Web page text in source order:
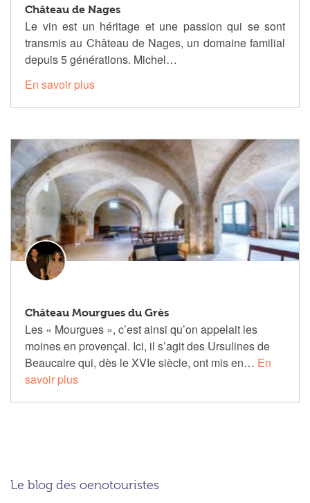
Château de Nages
Le vin est un héritage et une passion qui se sont
transmis au Château de Nages, un domaine familial
depuis 5 générations. Michel…
En savoir plus
Château Mourgues du Grès
Les « Mourgues », c’est ainsi qu’on appelait les
moines en provençal. Ici, il s’agit des Ursulines de
Beaucaire qui, dès le XVIe siècle, ont mis en… En
savoir plus
Le blog des oenotouristes